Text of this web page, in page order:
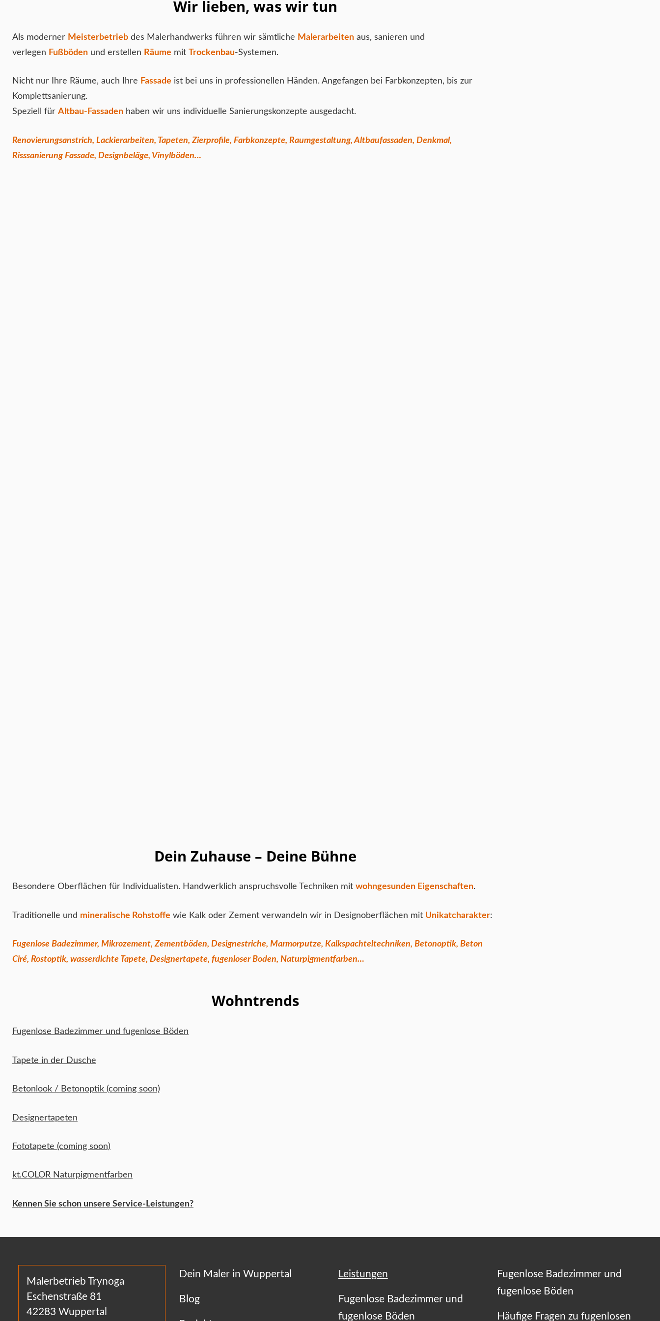
Wir lieben, was wir tun
Als moderner Meisterbetrieb des Malerhandwerks führen wir sämtliche Malerarbeiten aus, sanieren und
verlegen Fußböden und erstellen Räume mit Trockenbau-Systemen.
Nicht nur Ihre Räume, auch Ihre Fassade ist bei uns in professionellen Händen. Angefangen bei Farbkonzepten, bis zur
Komplettsanierung.
Speziell für Altbau-Fassaden haben wir uns individuelle Sanierungskonzepte ausgedacht.
Renovierungsanstrich, Lackierarbeiten, Tapeten, Zierprofile, Farbkonzepte, Raumgestaltung, Altbaufassaden, Denkmal,
Risssanierung Fassade, Designbeläge, Vinylböden…
Dein Zuhause – Deine Bühne
Besondere Oberflächen für Individualisten. Handwerklich anspruchsvolle Techniken mit wohngesunden Eigenschaften.
Traditionelle und mineralische Rohstoffe wie Kalk oder Zement verwandeln wir in Designoberflächen mit Unikatcharakter:
Fugenlose Badezimmer, Mikrozement, Zementböden, Designestriche, Marmorputze, Kalkspachteltechniken, Betonoptik, Beton
Ciré, Rostoptik, wasserdichte Tapete, Designertapete, fugenloser Boden, Naturpigmentfarben…
Wohntrends
Fugenlose Badezimmer und fugenlose Böden
Tapete in der Dusche
Betonlook / Betonoptik (coming soon)
Designertapeten
Fototapete (coming soon)
kt.COLOR Naturpigmentfarben
Kennen Sie schon unsere Service-Leistungen?
Malerbetrieb Trynoga
Eschenstraße 81
42283 Wuppertal
Dein Maler in Wuppertal
Blog
Leistungen
Fugenlose Badezimmer und
fugenlose Böden
Fugenlose Badezimmer und
fugenlose Böden
Häufige Fragen zu fugenlosen